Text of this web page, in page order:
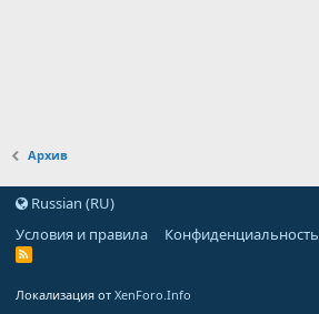
Архив
Russian (RU)
Условия и правила
Конфиденциальность
Локализация от XenForo.Info